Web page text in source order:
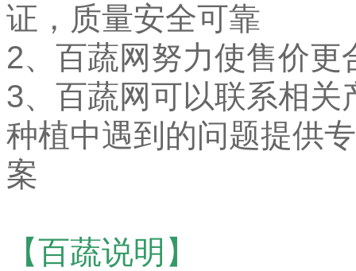
证，质量安全可靠
2、百蔬网努力使售价
3、百蔬网可以联系相
种植中遇到的问题提供
案
【百蔬说明】